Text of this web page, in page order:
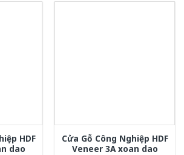
HDF
dao
Cửa Gỗ Công Nghiệp HDF
Veneer 3A xoan dao